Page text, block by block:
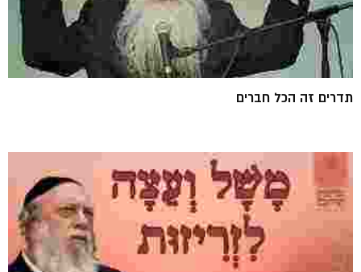
תדרים זה הכל חברים